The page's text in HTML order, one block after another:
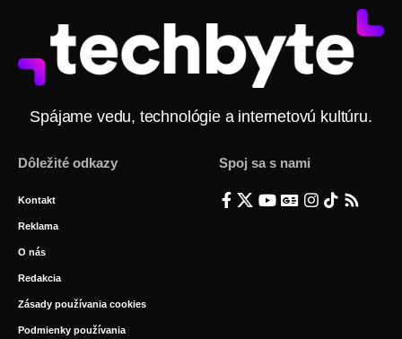
Spájame vedu, technológie a internetovú kultúru.
Dôležité odkazy
Kontakt
Reklama
O nás
Redakcia
Zásady používania cookies
Podmienky používania
Spoj sa s nami